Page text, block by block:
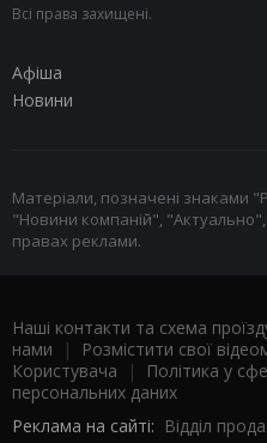
Всі права захищені.
Афіша
Новини
Матеріали, позначені знаками
"Новини компаній",
правах реклами.
Наші контакти та схема
нами | Розмістити свої
Користувача |
Політика у
персональних даних
Реклама на сайті: Відділ